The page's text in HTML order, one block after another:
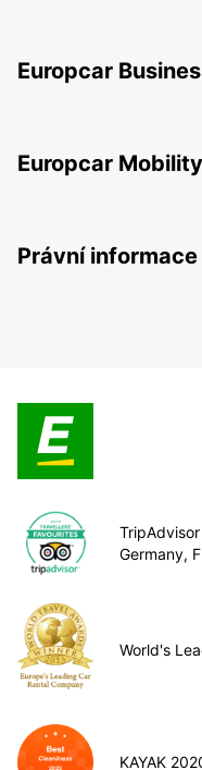
Europcar
Europcar
Právní informace
Germany,
World's
KAYAK